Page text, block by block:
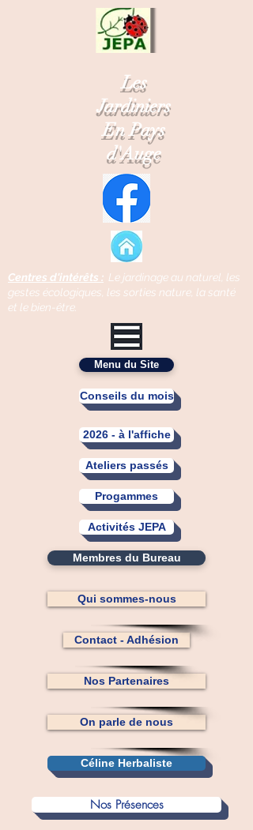
Les
Jardiniers
En Pays
d'Auge
Centres d'intérêts : Le jardinage au naturel, les
gestes écologiques, les sorties nature, la santé
et le bien-être.
Menu du Site
Conseils du mois
2026 - à l'affiche
Ateliers passés
Progammes
Activités JEPA
Membres du Bureau
Qui sommes-nous
Contact - Adhésion
Nos Partenaires
On parle de nous
Céline Herbaliste
Nos Présences